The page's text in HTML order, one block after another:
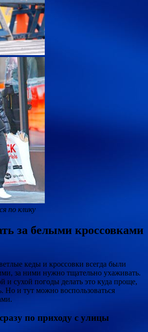
по клику
за белыми кроссовками
кеды и кроссовки всегда были
за ними нужно тщательно ухаживать.
и сухой погоды делать это куда проще,
Но и тут можно воспользоваться
по приходу с улицы